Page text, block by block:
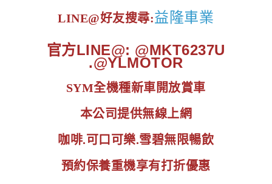
LINE@好友搜尋:益隆車業
官方LINE@: @MKT6237U
.@YLMOTOR
SYM全機種新車開放賞車
本公司提供無線上網
咖啡.可口可樂.雪碧無限暢飲
預約保養重機享有打折優惠